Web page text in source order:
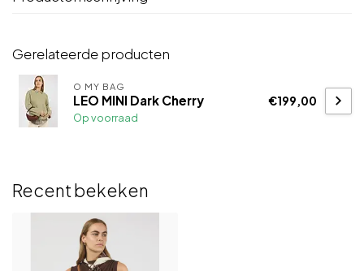
Gerelateerde producten
O MY BAG
LEO MINI Dark Cherry
Op voorraad
€199,00
Recent bekeken